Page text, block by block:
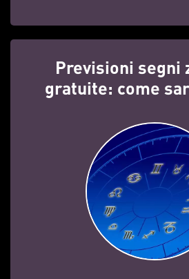
Previsioni segni
gratuite: come